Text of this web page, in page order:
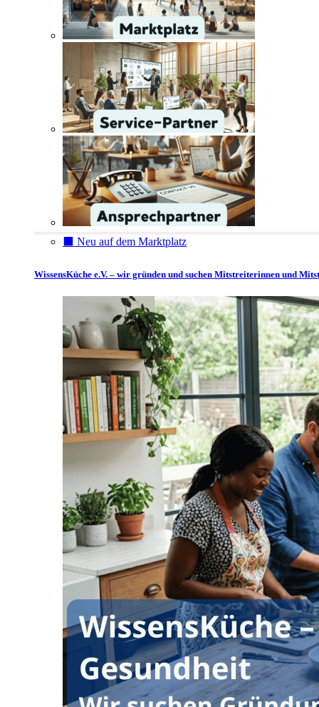
⬛️ Neu auf dem Marktplatz
WissensKüche e.V. – wir gründen und suchen Mitstreiterinnen und